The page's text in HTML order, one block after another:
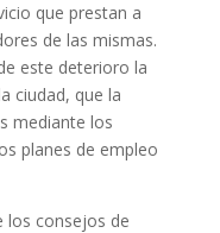
que prestan a
de las mismas.
este deterioro la
ciudad, que la
mediante los
planes de empleo
los consejos de